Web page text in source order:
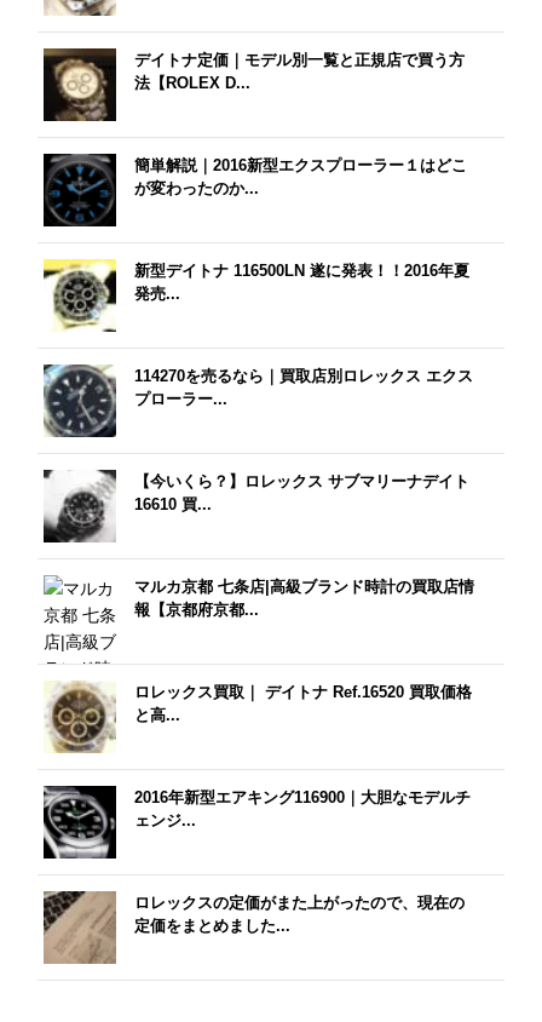
デイトナ定価｜モデル別一覧と正規店で買う方
法【ROLEX D...
簡単解説｜2016新型エクスプローラー１はどこ
が変わったのか...
新型デイトナ 116500LN 遂に発表！！2016年夏
発売...
114270を売るなら｜買取店別ロレックス エクス
プローラー...
【今いくら？】ロレックス サブマリーナデイト
16610 買...
マルカ京都 七条店|高級ブランド時計の買取店情
報【京都府京都...
ロレックス買取｜ デイトナ Ref.16520 買取価格
と高...
2016年新型エアキング116900｜大胆なモデルチ
ェンジ...
ロレックスの定価がまた上がったので、現在の
定価をまとめました...